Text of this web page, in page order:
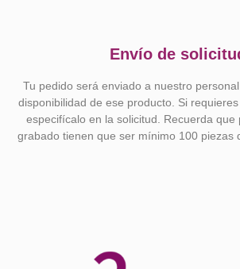
Envío de
Tu pedido será enviado a nuestro
disponibilidad de ese producto. Si
especifícalo en la solicitud. Recuerda que
grabado tienen que ser mínimo 100 piezas